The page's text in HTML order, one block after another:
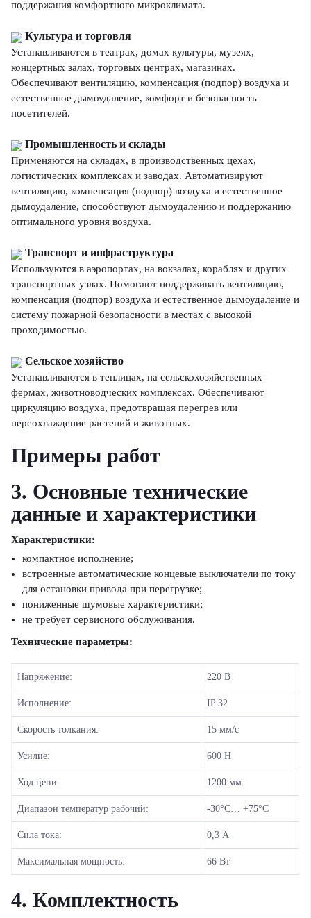
поддержания комфортного микроклимата.
Культура и торговля
Устанавливаются в театрах, домах культуры, музеях,
концертных залах, торговых центрах, магазинах.
Обеспечивают вентиляцию, компенсация (подпор) воздуха и
естественное дымоудаление, комфорт и безопасность
посетителей.
Промышленность и склады
Применяются на складах, в производственных цехах,
логистических комплексах и заводах. Автоматизируют
вентиляцию, компенсация (подпор) воздуха и естественное
дымоудаление, способствуют дымоудалению и поддержанию
оптимального уровня воздуха.
Транспорт и инфраструктура
Используются в аэропортах, на вокзалах, кораблях и других
транспортных узлах. Помогают поддерживать вентиляцию,
компенсация (подпор) воздуха и естественное дымоудаление и
систему пожарной безопасности в местах с высокой
проходимостью.
Сельское хозяйство
Устанавливаются в теплицах, на сельскохозяйственных
фермах, животноводческих комплексах. Обеспечивают
циркуляцию воздуха, предотвращая перегрев или
переохлаждение растений и животных.
Примеры работ
3. Основные технические
данные и характеристики
Характеристики:
компактное исполнение;
встроенные автоматические концевые выключатели по току
для остановки привода при перегрузке;
пониженные шумовые характеристики;
не требует сервисного обслуживания.
Технические параметры:
Напряжение: 220 В
Исполнение: IP 32
Скорость толкания: 15 мм/с
Усилие: 600 Н
Ход цепи: 1200 мм
Диапазон температур рабочий: -30°С… +75°С
Сила тока: 0,3 А
Максимальная мощность: 66 Вт
4. Комплектность